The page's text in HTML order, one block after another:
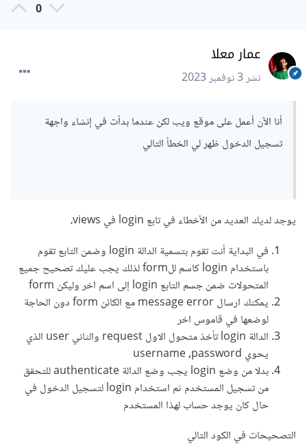
0
عمار معلا
نشر3 نوفمبر 2023
أنا الآن أعمل على موقع ويب لكن عندما بدأت في إنشاء واجهة
تسجيل الدخول ظهر لي الخطأ التالي
يوجد لديك العديد من الأخطاء في تابع login في views،
في البداية أنت تقوم بتسمية الدالة login وضمن التابع تقوم
باستخدام login كاسم للform لذلك يجب عليك تصحيح جميع
المتحولات ضمن جسم التابع login إلى اسم اخر وليكن form
يمكنك ارسال message error مع الكائن form دون الحاجة
لوضعها في قاموس اخر
الدالة login تأخذ متحول الاول request والثاني user الذي
يحوي username ,password
بدلا من وضع login يجب وضع الدالة authenticate للتحقق
من تسجيل المستخدم ثم استخدام login لتسجيل الدخول في
حال كان يوجد حساب لهذا المستخدم
التصحيحات في الكود التالي